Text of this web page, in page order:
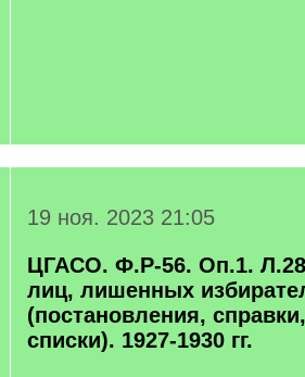
19 ноя. 2023 21:05
ЦГАСО. Ф.Р-56. Оп.1.
лиц, лишенных
(постановления,
списки). 1927-1930 гг.